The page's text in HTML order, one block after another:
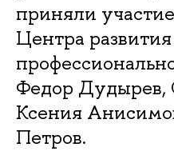
приняли
Центра
Федор Дудырев,
Ксения
Петров.